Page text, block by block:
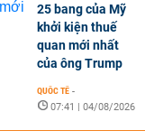
25 bang của Mỹ
khởi kiện thuế
quan mới nhất
của ông Trump
QUỐC TẾ -
07:41 | 04/08/2026